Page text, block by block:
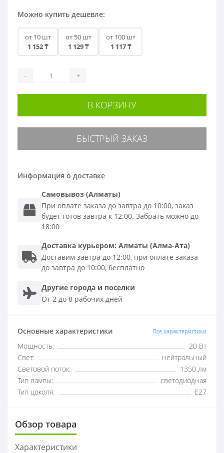
Можно купить дешевле:
от 10 шт
1 152 ₸
от 50 шт
1 129 ₸
от 100 шт
1 117 ₸
- +
В КОРЗИНУ
БЫСТРЫЙ ЗАКАЗ
Информация о доставке
Самовывоз (Алматы)
При оплате заказа до завтра до 10:00, заказ
будет готов завтра к 12:00. Забрать можно до
18:00
Доставка курьером: Алматы (Алма-Ата)
Доставим завтра до 12:00, при оплате заказа
до завтра до 10:00, бесплатно
Другие города и поселки
От 2 до 8 рабочих дней
Основные характеристики Все характеристики
Мощность:
20 Вт
Свет:
нейтральный
Световой поток:
1350 лм
Тип лампы:
светодиодная
Тип цоколя:
E27
Обзор товара
Характеристики